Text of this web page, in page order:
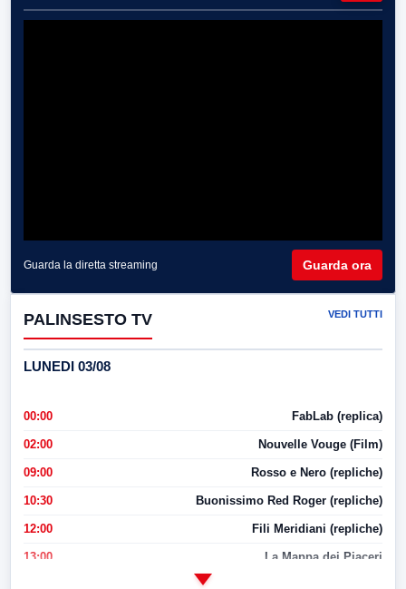
Guarda la diretta streaming Guarda ora
PALINSESTO TV VEDI TUTTI
LUNEDI 03/08
00:00 FabLab (replica)
02:00 Nouvelle Vouge (Film)
09:00 Rosso e Nero (repliche)
10:30 Buonissimo Red Roger (repliche)
12:00 Fili Meridiani (repliche)
13:00 La Mappa dei Piaceri